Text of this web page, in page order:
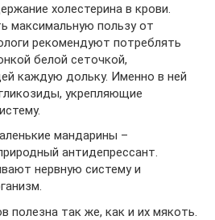
холестерина в крови.
максимальную пользу от
рекомендуют потреблять
белой сеточкой,
каждую дольку. Именно в ней
укрепляющие
мандарины –
антидепрессант.
нервную систему и
полезна так же, как и их мякоть.